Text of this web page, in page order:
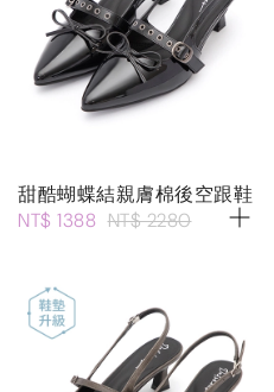
甜酷蝴蝶結親膚棉後空跟鞋
NT$ 1388 NT$ 2280